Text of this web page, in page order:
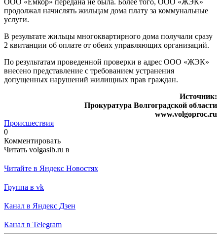
продолжал начислять жильцам дома плату за коммунальные
услуги.
В результате жильцы многоквартирного дома получали сразу
2 квитанции об оплате от обеих управляющих организаций.
По результатам проведенной проверки в адрес ООО «ЖЭК»
внесено представление с требованием устранения
допущенных нарушений жилищных прав граждан.
Источник:
Прокуратура Волгоградской области
www.volgoproc.ru
Происшествия
0
Комментировать
Читать volgasib.ru в
Читайте в Яндекс Новостях
Группа в vk
Канал в Яндекс Дзен
Канал в Telegram